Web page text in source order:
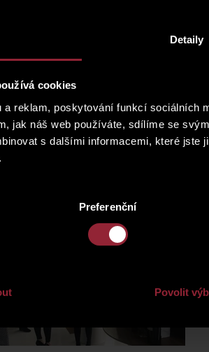
Detaily
cookies
a reklam, poskytování funkcí sociálních
jak náš web používáte, sdílíme se
s dalšími informacemi, které jste
Preferenční
Povolit
hosty na aktuální společenská
být při tom.